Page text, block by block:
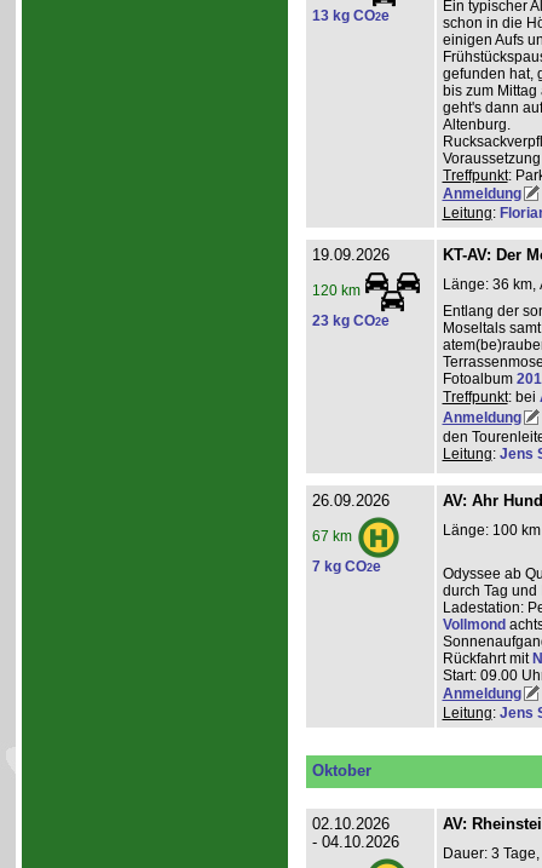
13 kg CO2e
Ein typischer
schon in die
einigen Aufs
gefunden hat,
bis zum
geht's dann
Altenburg.
Treffpunkt:
Anmeldung
Leitung:
19.09.2026
120 km
23 kg CO2e
KT-AV: Der
Länge: 36 km,
Entlang der
Moseltals
Fotoalbum
Treffpunkt: bei
Anmeldung
den
Leitung: Jens
26.09.2026
67 km
7 kg CO2e
AV: Ahr
Länge: 100
Odyssee ab
durch Tag
Ladestation:
Vollmond
Rückfahrt mit
Start: 09.00
Anmeldung
Leitung: Jens
Oktober
02.10.2026
- 04.10.2026
AV:
Dauer: 3